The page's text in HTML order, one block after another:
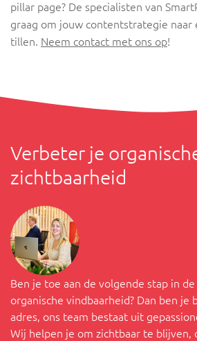
pillar page? De specialisten van
graag om jouw contentstrategie naar
tillen. Neem contact met ons op!
Verbeter je
zichtbaarheid
Ben je toe aan de volgende stap in
organische vindbaarheid? Dan ben je
adres, ons team bestaat uit
Wij helpen je om zichtbaar te blijven,